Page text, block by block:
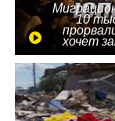
10
хочет